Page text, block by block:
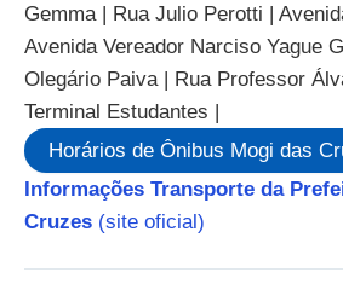
Gemma | Rua Julio Perotti |
Avenida Vereador Narciso Yague
Olegário Paiva | Rua Professor
Terminal Estudantes |
Horários de Ônibus Mogi das
Informações Transporte da
Cruzes (site oficial)